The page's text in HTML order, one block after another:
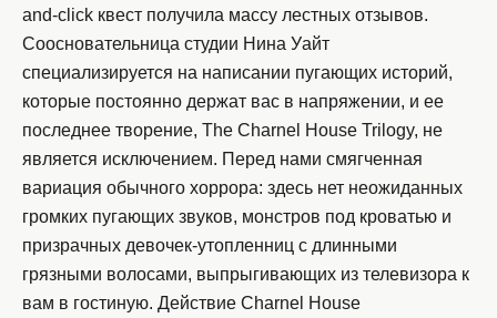
and-click квест получила массу лестных отзывов.
Соосновательница студии Нина Уайт
специализируется на написании пугающих историй,
которые постоянно держат вас в напряжении, и ее
последнее творение, The Charnel House Trilogy, не
является исключением. Перед нами смягченная
вариация обычного хоррора: здесь нет неожиданных
громких пугающих звуков, монстров под кроватью и
призрачных девочек-утопленниц с длинными
грязными волосами, выпрыгивающих из телевизора к
вам в гостиную. Действие Charnel House